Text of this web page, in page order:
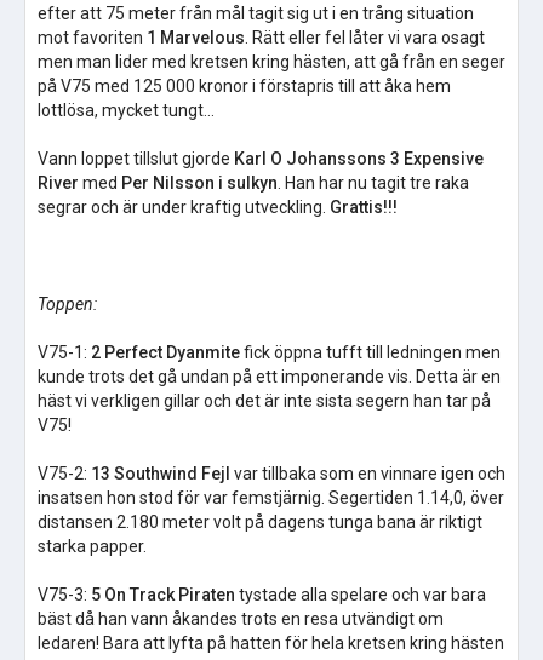
efter att 75 meter från mål tagit sig ut i en trång situation
mot favoriten 1 Marvelous . Rätt eller fel låter vi vara osagt
men man lider med kretsen kring hästen, att gå från en seger
på V75 med 125 000 kronor i förstapris till att åka hem
lottlösa, mycket tungt...
Vann loppet tillslut gjorde Karl O Johanssons 3 Expensive
River med Per Nilsson i sulkyn . Han har nu tagit tre raka
segrar och är under kraftig utveckling. Grattis!!!
Toppen:
V75-1: 2 Perfect Dyanmitefick öppna tufft till ledningen men
kunde trots det gå undan på ett imponerande vis. Detta är en
häst vi verkligen gillar och det är inte sista segern han tar på
V75!
V75-2: 13 Southwind Fejl var tillbaka som en vinnare igen och
insatsen hon stod för var femstjärnig. Segertiden 1.14,0, över
distansen 2.180 meter volt på dagens tunga bana är riktigt
starka papper.
V75-3: 5 On Track Piraten tystade alla spelare och var bara
bäst då han vann åkandes trots en resa utvändigt om
ledaren! Bara att lyfta på hatten för hela kretsen kring hästen